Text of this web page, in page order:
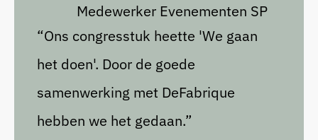
Medewerker Evenementen SP
“Ons congresstuk heette 'We gaan
het doen'. Door de goede
samenwerking met DeFabrique
hebben we het gedaan.”